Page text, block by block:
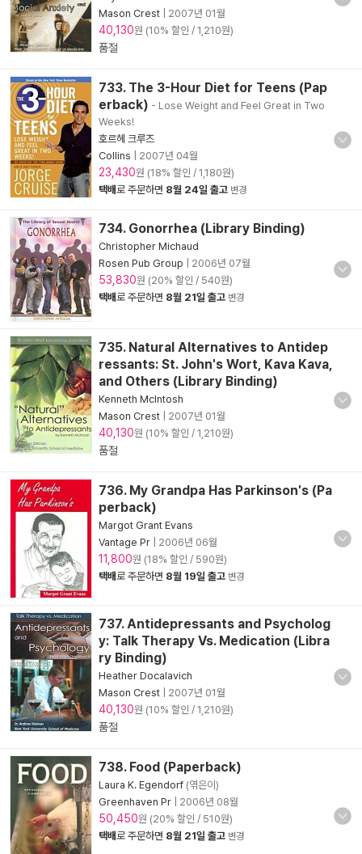
Mason Crest
2007년 01월
40,130원 (10% 할인 / 1,210원)
품절
733. The 3-Hour Diet for Teens (Pap
erback) - Lose Weight and Feel Great in Two
Weeks!
호르헤 크루즈
Collins
2007년 04월
23,430원 (18% 할인 / 1,180원)
택배로 주문하면 8월 24일 출고 변경
734. Gonorrhea (Library Binding)
Christopher Michaud
Rosen Pub Group
2006년 07월
53,830원 (20% 할인 / 540원)
택배로 주문하면 8월 21일 출고 변경
735. Natural Alternatives to Antidep
ressants: St. John's Wort, Kava Kava,
and Others (Library Binding)
Kenneth McIntosh
Mason Crest
2007년 01월
40,130원 (10% 할인 / 1,210원)
품절
736. My Grandpa Has Parkinson's (Pa
perback)
Margot Grant Evans
Vantage Pr
2006년 06월
11,800원 (18% 할인 / 590원)
택배로 주문하면 8월 19일 출고 변경
737. Antidepressants and Psycholog
y: Talk Therapy Vs. Medication (Libra
ry Binding)
Heather Docalavich
Mason Crest
2007년 01월
40,130원 (10% 할인 / 1,210원)
품절
738. Food (Paperback)
Laura K. Egendorf (엮은이)
Greenhaven Pr
2006년 08월
50,450원 (20% 할인 / 510원)
택배로 주문하면 8월 21일 출고 변경